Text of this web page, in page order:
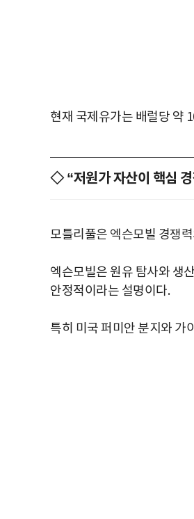
현재 국제유가는 배럴당 약
◇ “저원가 자산이 핵심
모틀리풀은 엑슨모빌 경쟁
엑슨모빌은 원유 탐사와 생
안정적이라는 설명이다.
특히 미국 퍼미안 분지와 가